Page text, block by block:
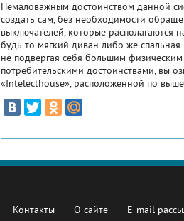
Немаловажным достоинством данной
создать сам, без необходимости
выключателей, которые располагаются
будь то мягкий диван либо же
не подвергая себя большим
потребительскими достоинствами, вы
«Intelecthouse», расположенной по
Контакты О сайте E-mail